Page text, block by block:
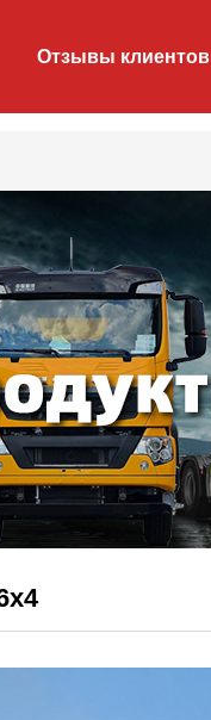
Отзывы клиентов